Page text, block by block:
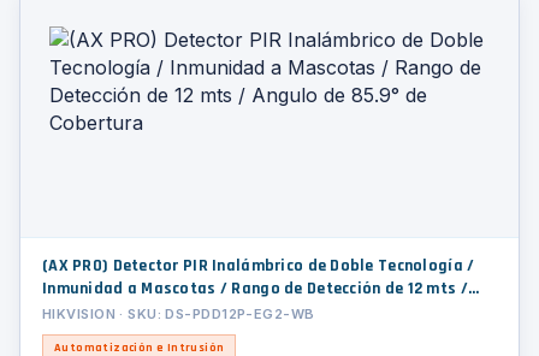
(AX PRO) Detector PIR Inalámbrico de Doble Tecnología /
Inmunidad a Mascotas / Rango de Detección de 12 mts /
Angulo de 85.9° de Cobertura
HIKVISION · SKU: DS-PDD12P-EG2-WB
Automatización e Intrusión